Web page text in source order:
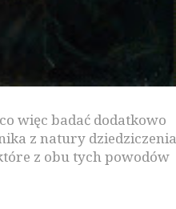
więc badać dodatkowo
z natury dziedziczenia
z obu tych powodów